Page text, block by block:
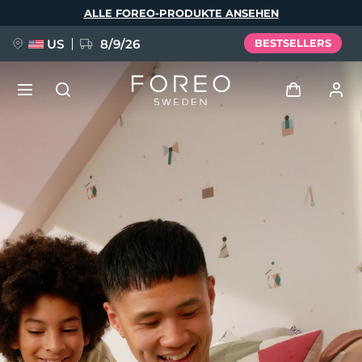
ALLE FOREO-PRODUKTE ANSEHEN
US 8/9/26 BESTSELLERS
Benutzerkonto
Meine Bestellungen
Meine Abonnements
FAQ™ Pure Beauty-Tech Elixir
BREAKING NEWS
issa™ Teeth Whitening Set
Sprache
English Deutsch
Español
Français
Italiano
Polski
Svenska
Русский
Türkçe
简体中文